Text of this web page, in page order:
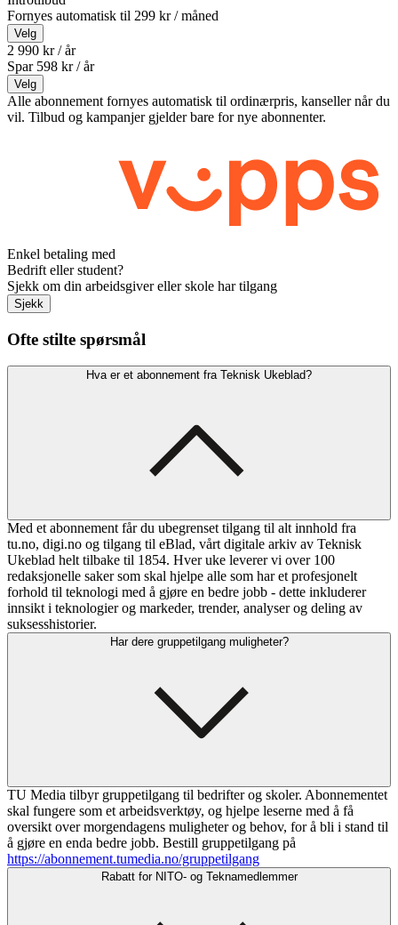
Fornyes automatisk til 299 kr / måned
Velg
2 990 kr / år
Spar 598 kr /år
Velg
Alle abonnement fornyes automatisk til ordinærpris, kanseller når du
vil. Tilbud og kampanjer gjelder bare for nye abonnenter.
Enkel betaling med
Bedrift eller student?
Sjekk om din arbeidsgiver eller skole har tilgang
Sjekk
Ofte stilte spørsmål
Hva er et abonnement fra Teknisk Ukeblad?
Med et abonnement får du ubegrenset tilgang til alt innhold fra
tu.no, digi.no og tilgang til eBlad, vårt digitale arkiv av Teknisk
Ukeblad helt tilbake til 1854. Hver uke leverer vi over 100
redaksjonelle saker som skal hjelpe alle som har et profesjonelt
forhold til teknologi med å gjøre en bedre jobb - dette inkluderer
innsikt i teknologier og markeder, trender, analyser og deling av
suksesshistorier.
Har dere gruppetilgang muligheter?
TU Media tilbyr gruppetilgang til bedrifter og skoler. Abonnementet
skal fungere som et arbeidsverktøy, og hjelpe leserne med å få
oversikt over morgendagens muligheter og behov, for å bli i stand til
å gjøre en enda bedre jobb. Bestill gruppetilgang på
https://abonnement.tumedia.no/gruppetilgang
Rabatt for NITO- og Teknamedlemmer